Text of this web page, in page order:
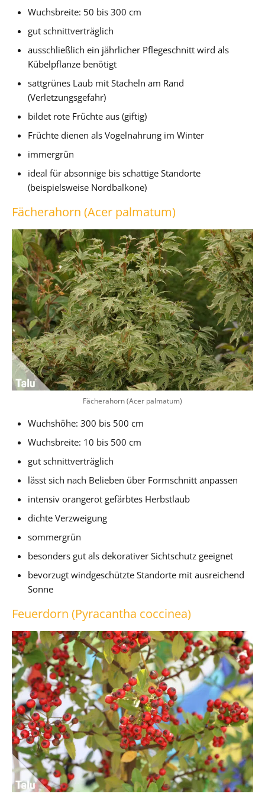
Wuchsbreite: 50 bis 300 cm
gut schnittverträglich
ausschließlich ein jährlicher Pflegeschnitt wird als
Kübelpflanze benötigt
sattgrünes Laub mit Stacheln am Rand
(Verletzungsgefahr)
bildet rote Früchte aus (giftig)
Früchte dienen als Vogelnahrung im Winter
immergrün
ideal für absonnige bis schattige Standorte
(beispielsweise Nordbalkone)
Fächerahorn (Acer palmatum)
Fächerahorn (Acer palmatum)
Wuchshöhe: 300 bis 500 cm
Wuchsbreite: 10 bis 500 cm
gut schnittverträglich
lässt sich nach Belieben über Formschnitt anpassen
intensiv orangerot gefärbtes Herbstlaub
dichte Verzweigung
sommergrün
besonders gut als dekorativer Sichtschutz geeignet
bevorzugt windgeschützte Standorte mit ausreichend
Sonne
Feuerdorn (Pyracantha coccinea)